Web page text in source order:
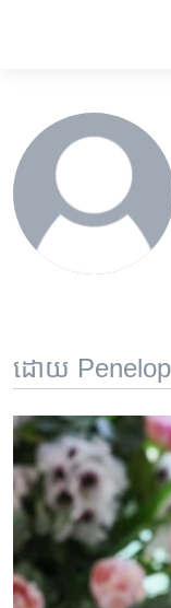
ទាក់ទង
រំលង​
និង​
ចូល​
ទៅ​​
រំលង​
និង​
ចូល​
ទៅ​
ទំព័រ​
រចនា
សម្ព័ន្ធ​
រំលង​
និង​
ចូល​
អន្តរជាតិ
អាមេរិក
ចិន
ហេឡូវីអូអេ
ទូរទស្សន៍ / វីដេអូ​
វិទ្យុ / ផតខាសថ៍
កម្មវិធីទាំងអស់
Khmer English
បណ្តាញ​សង្គម
ដោយ